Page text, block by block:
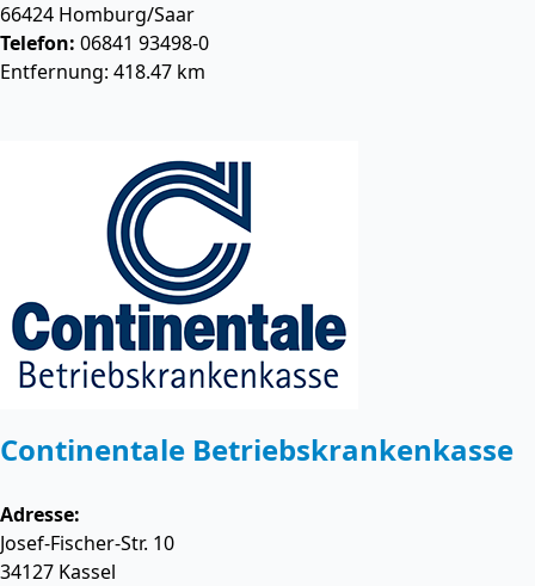
66424 Homburg/Saar
Telefon: 06841 93498-0
Entfernung: 418.47 km
Continentale Betriebskrankenkasse
Adresse:
Josef-Fischer-Str. 10
34127 Kassel